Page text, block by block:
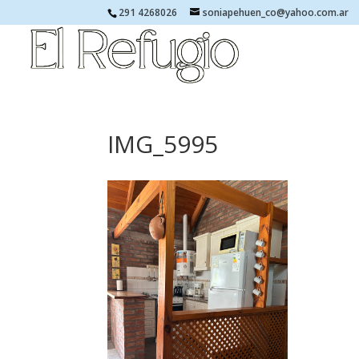
291 4268026 soniapehuen_co@yahoo.com.ar
IMG_5995